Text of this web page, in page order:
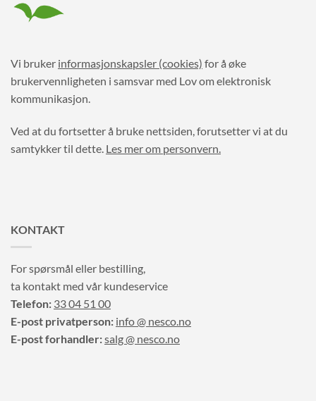
Vi bruker informasjonskapsler (cookies) for å øke
brukervennligheten i samsvar med Lov om elektronisk
kommunikasjon.
Ved at du fortsetter å bruke nettsiden, forutsetter vi at du
samtykker til dette. Les mer om personvern.
KONTAKT
For spørsmål eller bestilling,
ta kontakt med vår kundeservice
Telefon: 33 04 51 00
E-post privatperson: info @ nesco.no
E-post forhandler:salg @ nesco.no